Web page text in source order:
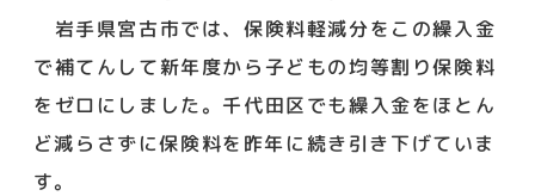
岩手県宮古市では、保険料軽減分をこの繰入金
で補てんして新年度から子どもの均等割り保険料
をゼロにしました。千代田区でも繰入金をほとん
ど減らさずに保険料を昨年に続き引き下げていま
す。